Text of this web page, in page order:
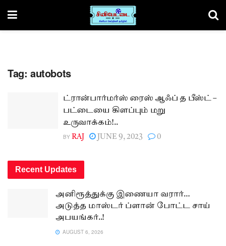
Tag: autobots
ட்ரான்பார்மர்ஸ் ரைஸ் ஆஃப் த பீஸ்ட் –
பட்டையை கிளப்பும் மறு
உருவாக்கம்!..
BY RAJ JUNE 9, 2023 0
Recent Updates
அனிரூத்துக்கு இணையா வரார்…
அடுத்த மாஸ்டர் ப்ளான் போட்ட சாய்
அபயங்கர்..!
AUGUST 6, 2026